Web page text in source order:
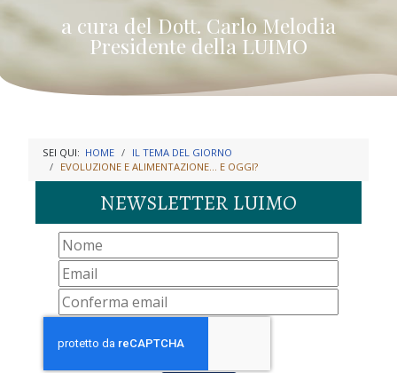
a cura del Dott. Carlo Melodia
Presidente della LUIMO
SEI QUI: HOME
IL TEMA DEL GIORNO
EVOLUZIONE E ALIMENTAZIONE... E OGGI?
NEWSLETTER LUIMO